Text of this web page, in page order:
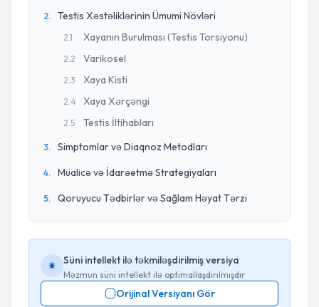
2. Testis Xəstəliklərinin Ümumi Növləri
2.1 Xayanın Burulması (Testis Torsiyonu)
2.2 Varikosel
2.3 Xaya Kisti
2.4 Xaya Xərçəngi
2.5 Testis İltihabları
3. Simptomlar və Diaqnoz Metodları
4. Müalicə və İdarəetmə Strategiyaları
5. Qoruyucu Tədbirlər və Sağlam Həyat Tərzi
Süni intellekt ilə təkmiləşdirilmiş versiya
Məzmun süni intellekt ilə optimallaşdırılmışdır
Orijinal Versiyanı Gör